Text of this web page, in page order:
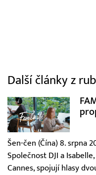
Další články z
Šen-čen (Čína) 8. srpna
Společnost DJI a
Cannes, spojují hlasy